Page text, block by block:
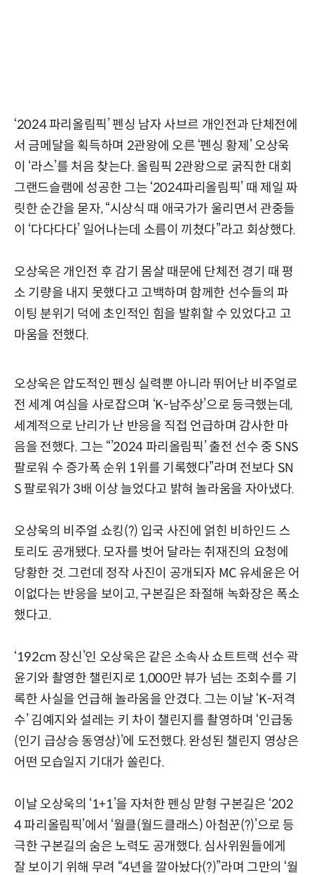
‘2024 파리올림픽’ 펜싱 남자 사브르 개인전과 단체전에
서 금메달을 획득하며 2관왕에 오른 ‘펜싱 황제’ 오상욱
이 ‘라스’를 처음 찾는다. 올림픽 2관왕으로 굵직한 대회
그랜드슬램에 성공한 그는 ‘2024파리올림픽’ 때 제일 짜
릿한 순간을 묻자, “시상식 때 애국가가 울리면서 관중들
이 ‘다다다다’ 일어나는데 소름이 끼쳤다”라고 회상했다.
오상욱은 개인전 후 감기 몸살 때문에 단체전 경기 때 평
소 기량을 내지 못했다고 고백하며 함께한 선수들의 파
이팅 분위기 덕에 초인적인 힘을 발휘할 수 있었다고 고
마움을 전했다.
오상욱은 압도적인 펜싱 실력뿐 아니라 뛰어난 비주얼로
전 세계 여심을 사로잡으며 ‘K-남주상’으로 등극했는데,
세계적으로 난리가 난 반응을 직접 언급하며 감사한 마
음을 전했다. 그는 “’2024 파리올림픽’ 출전 선수 중 SNS
팔로워 수 증가폭 순위 1위를 기록했다”라며 전보다 SN
S 팔로워가 3배 이상 늘었다고 밝혀 놀라움을 자아냈다.
오상욱의 비주얼 쇼킹(?) 입국 사진에 얽힌 비하인드 스
토리도 공개됐다. 모자를 벗어 달라는 취재진의 요청에
당황한 것. 그런데 정작 사진이 공개되자 MC 유세윤은 어
이없다는 반응을 보이고, 구본길은 좌절해 녹화장은 폭소
했다고.
‘192cm 장신’인 오상욱은 같은 소속사 쇼트트랙 선수 곽
윤기와 촬영한 챌린지로 1,000만 뷰가 넘는 조회수를 기
록한 사실을 언급해 놀라움을 안겼다. 그는 이날 ‘K-저격
수’ 김예지와 설레는 키 차이 챌린지를 촬영하며 ‘인급동
(인기 급상승 동영상)’에 도전했다. 완성된 챌린지 영상은
어떤 모습일지 기대가 쏠린다.
이날 오상욱의 ‘1+1’을 자처한 펜싱 맏형 구본길은 ‘202
4 파리올림픽’에서 ‘월클(월드클래스) 아첨꾼(?)’으로 등
극한 구본길의 숨은 노력도 공개했다. 심사위원들에게
잘 보이기 위해 무려 “4년을 깔아놨다(?)”라며 그만의 ‘월